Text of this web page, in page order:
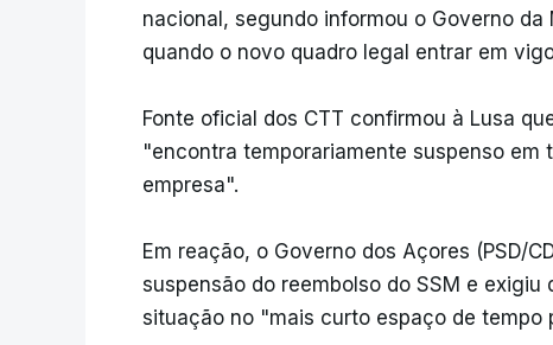
nacional, segundo informou o Governo
quando o novo quadro legal entrar em
Fonte oficial dos CTT confirmou à Lusa
"encontra temporariamente suspenso
empresa".
Em reação, o Governo dos Açores (PSD/
suspensão do reembolso do SSM e
situação no "mais curto espaço de tempo